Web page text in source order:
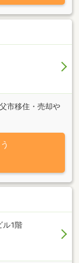
市移住・売却や
ル1階